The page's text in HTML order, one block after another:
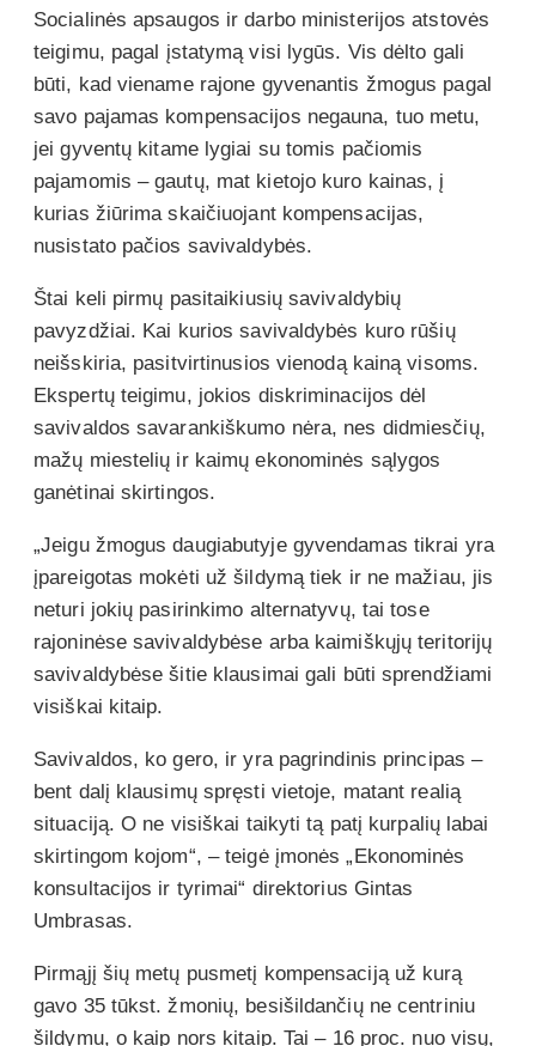
Socialinės apsaugos ir darbo ministerijos atstovės
teigimu, pagal įstatymą visi lygūs. Vis dėlto gali
būti, kad viename rajone gyvenantis žmogus pagal
savo pajamas kompensacijos negauna, tuo metu,
jei gyventų kitame lygiai su tomis pačiomis
pajamomis – gautų, mat kietojo kuro kainas, į
kurias žiūrima skaičiuojant kompensacijas,
nusistato pačios savivaldybės.
Štai keli pirmų pasitaikiusių savivaldybių
pavyzdžiai. Kai kurios savivaldybės kuro rūšių
neišskiria, pasitvirtinusios vienodą kainą visoms.
Ekspertų teigimu, jokios diskriminacijos dėl
savivaldos savarankiškumo nėra, nes didmiesčių,
mažų miestelių ir kaimų ekonominės sąlygos
ganėtinai skirtingos.
„Jeigu žmogus daugiabutyje gyvendamas tikrai yra
įpareigotas mokėti už šildymą tiek ir ne mažiau, jis
neturi jokių pasirinkimo alternatyvų, tai tose
rajoninėse savivaldybėse arba kaimiškųjų teritorijų
savivaldybėse šitie klausimai gali būti sprendžiami
visiškai kitaip.
Savivaldos, ko gero, ir yra pagrindinis principas –
bent dalį klausimų spręsti vietoje, matant realią
situaciją. O ne visiškai taikyti tą patį kurpalių labai
skirtingom kojom“, – teigė įmonės „Ekonominės
konsultacijos ir tyrimai“ direktorius Gintas
Umbrasas.
Pirmąjį šių metų pusmetį kompensaciją už kurą
gavo 35 tūkst. žmonių, besišildančių ne centriniu
šildymu, o kaip nors kitaip. Tai – 16 proc. nuo visų,